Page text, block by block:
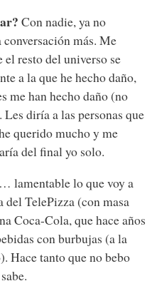
Con nadie, ya no
más. Me
resto del universo se
a la que he hecho daño,
me han hecho daño (no
diría a las personas que
querido mucho y me
del final yo solo.
lamentable lo que voy a
del TelePizza (con masa
Coca-Cola, que hace años
con burbujas (a la
Hace tanto que no bebo